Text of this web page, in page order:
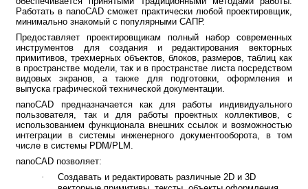
Инструменты точного
позиционирования
Управление отображением в
графической области
Свойства объектов
Построение геометрических объектов